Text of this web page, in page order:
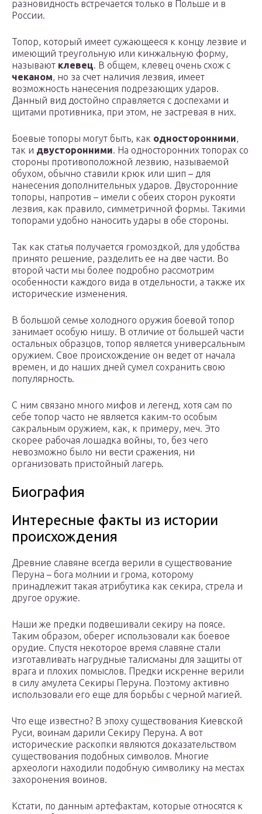
разновидность встречается только в Польше и в
России.
Топор, который имеет сужающееся к концу лезвие и
имеющий треугольную или кинжальную форму,
называют клевец. В общем, клевец очень схож с
чеканом, но за счет наличия лезвия, имеет
возможность нанесения подрезающих ударов.
Данный вид достойно справляется с доспехами и
щитами противника, при этом, не застревая в них.
Боевые топоры могут быть, как односторонними,
так и двусторонними. На односторонних топорах со
стороны противоположной лезвию, называемой
обухом, обычно ставили крюк или шип – для
нанесения дополнительных ударов. Двусторонние
топоры, напротив – имели с обеих сторон рукояти
лезвия, как правило, симметричной формы. Такими
топорами удобно наносить удары в обе стороны.
Так как статья получается громоздкой, для удобства
принято решение, разделить ее на две части. Во
второй части мы более подробно рассмотрим
особенности каждого вида в отдельности, а также их
исторические изменения.
В большой семье холодного оружия боевой топор
занимает особую нишу. В отличие от большей части
остальных образцов, топор является универсальным
оружием. Свое происхождение он ведет от начала
времен, и до наших дней сумел сохранить свою
популярность.
С ним связано много мифов и легенд, хотя сам по
себе топор часто не является каким-то особым
сакральным оружием, как, к примеру, меч. Это
скорее рабочая лошадка войны, то, без чего
невозможно было ни вести сражения, ни
организовать пристойный лагерь.
Биография
Интересные факты из истории
происхождения
Древние славяне всегда верили в существование
Перуна – бога молнии и грома, которому
принадлежит такая атрибутика как секира, стрела и
другое оружие.
Наши же предки подвешивали секиру на поясе.
Таким образом, оберег использовали как боевое
орудие. Спустя некоторое время славяне стали
изготавливать нагрудные талисманы для защиты от
врага и плохих помыслов. Предки искренне верили
в силу амулета Секиры Перуна. Поэтому активно
использовали его еще для борьбы с черной магией.
Что еще известно? В эпоху существования Киевской
Руси, воинам дарили Секиру Перуна. А вот
исторические раскопки являются доказательством
существования подобных символов. Многие
археологи находили подобную символику на местах
захоронения воинов.
Кстати, по данным артефактам, которые относятся к